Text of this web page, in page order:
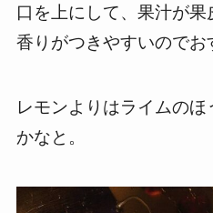
口を上にして、果汁が果
香りがつきやすいのでお
レモンよりはライムの
かなと。